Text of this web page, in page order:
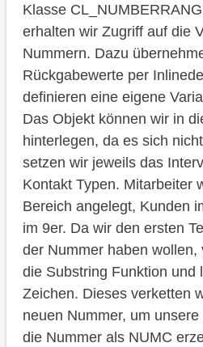
Klasse
erhalten wir Zugriff auf die
Nummern. Dazu
Rückgabewerte per
definieren eine eigene
Das Objekt können wir in
hinterlegen, da es sich
setzen wir jeweils das
Kontakt Typen. Mitarbeiter
Bereich angelegt, Kunden
im 9er. Da wir den ersten
der Nummer haben wollen,
die Substring Funktion und
Zeichen. Dieses verketten
neuen Nummer, um
die Nummer als NUMC